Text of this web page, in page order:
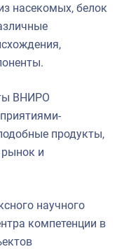
насекомых, белок
ВНИРО
продукты,
и
научного
компетенции в